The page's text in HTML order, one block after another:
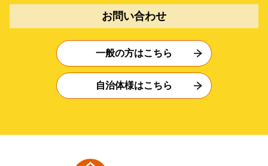
お問い合わせ
一般の方はこちら
自治体様はこちら